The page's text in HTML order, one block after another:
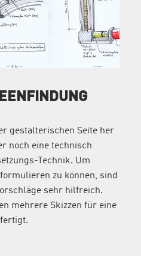
gestalterischen Seite her
noch eine technisch
Technik. Um
zu können, sind
sehr hilfreich.
mehrere Skizzen für eine